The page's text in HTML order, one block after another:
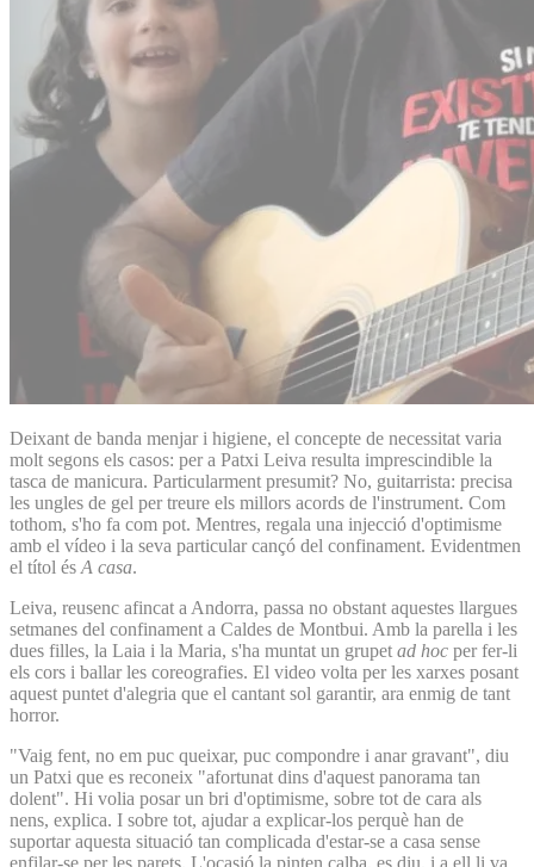
Deixant de banda menjar i higiene, el concepte de necessitat varia
molt segons els casos: per a Patxi Leiva resulta imprescindible la
tasca de manicura. Particularment presumit? No, guitarrista: precisa
les ungles de gel per treure els millors acords de l'instrument. Com
tothom, s'ho fa com pot. Mentres, regala una injecció d'optimisme
amb el vídeo i la seva particular cançó del confinament. Evidentmen
el títol és A casa.
Leiva, reusenc afincat a Andorra, passa no obstant aquestes llargues
setmanes del confinament a Caldes de Montbui. Amb la parella i les
dues filles, la Laia i la Maria, s'ha muntat un grupet ad hoc per fer-li
els cors i ballar les coreografies. El video volta per les xarxes posant
aquest puntet d'alegria que el cantant sol garantir, ara enmig de tant
horror.
"Vaig fent, no em puc queixar, puc compondre i anar gravant", diu
un Patxi que es reconeix "afortunat dins d'aquest panorama tan
dolent". Hi volia posar un bri d'optimisme, sobre tot de cara als
nens, explica. I sobre tot, ajudar a explicar-los perquè han de
suportar aquesta situació tan complicada d'estar-se a casa sense
enfilar-se per les parets. L'ocasió la pinten calba, es diu, i a ell li va